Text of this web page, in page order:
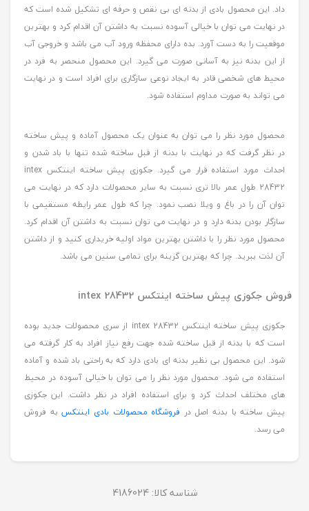
داد. این محصول بادی از بدنه ای بی نقص و حرفه ای تشکیل شده است که
در نهایت می توان با خیالی آسوده نسبت به داشتن آن اقدام کرد و بهترین
موقعیت را به دست آورد. بده دارای محفظه ورود آب می باشد و خروجی آب
از این بدنه نیز به آسانی صورت می گیرد. این محصول منحصر به فرد در
محیط های شخصی قادر به ایجاد نوعی سازگاری برای افراد است و در نهایت
می تواند به صورت مداوم استفاده شود.
محصول مورد نظر را می توان به عنوان یک محصول آماده و پیش ساخته
در نظر گرفت که در نهایت با بدنه از قبل ساخته شده تنها با باد شدن و
احداث مورد استفاده قرار می گیرد. جکوزی پیش ساخته اینتکس intex
28432 طول عمر بالا تری نسبت به سایر محصولات دارد که در نهایت می
توان آن را در باغ و ویلا نصب نمود. چرا که طول عمر رایطه مستقیمی با
سازگار بودن بدنه دارد و در نهایت می توان نسبت به داشتن آن اقدام کرد.
محصول مورد نظر را با داشتن بهترین مواد اولیه خریداری کنید و از داشتن
آن لذت ببرید. چرا که بهترین گزینه برای تمامی سنین می باشد.
فروش جکوزی پیش ساخته اینتکس intex 28432
جکوزی پیش ساخته اینتکس intex 28432 از سری محصولات جدید بوده
است که با بدنه از قبل ساخته شده جهت رفع نیاز افراد به کار گرفته می
شود. این محصول بی نظیر بدنه ای بادی دارد که به راحتی باد شده و آماده
استفاده می شود. محصول مورد نظر را می توان با خیالی آسوده در محیط
های مختلف احداث کرد و برای استفاده افراد در نظر داشت. این جکوزی
پیش ساخته با بدنه اصل در فروشگاه محصولات بادی اینتکسبه فروش
می رسد.
شناسه کالا:4186024